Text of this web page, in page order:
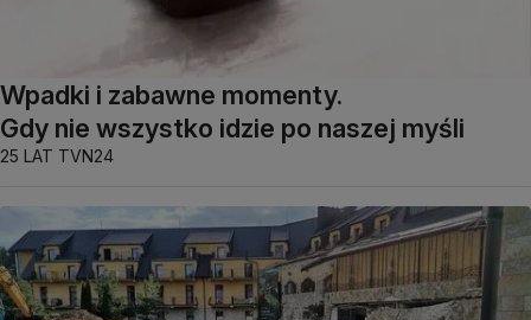
Wpadki i zabawne momenty.
Gdy nie wszystko idzie po naszej myśli
25 LAT TVN24